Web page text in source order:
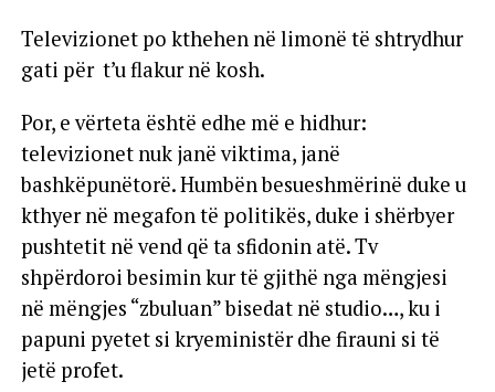
Televizionet po kthehen në limonë të shtrydhur
gati për t’u flakur në kosh.
Por, e vërteta është edhe më e hidhur:
televizionet nuk janë viktima, janë
bashkëpunëtorë. Humbën besueshmërinë duke u
kthyer në megafon të politikës, duke i shërbyer
pushtetit në vend që ta sfidonin atë. Tv
shpërdoroi besimin kur të gjithë nga mëngjesi
në mëngjes “zbuluan” bisedat në studio…, ku i
papuni pyetet si kryeministër dhe firauni si të
jetë profet.